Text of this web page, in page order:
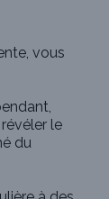
vous
le
du